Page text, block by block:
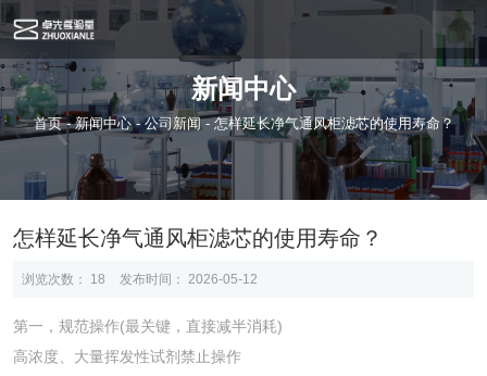
新闻中心
首页-新闻中心 -公司新闻 -怎样延长净气通风柜滤芯的使用寿命？
怎样延长净气通风柜滤芯的使用寿命？
浏览次数： 18 发布时间： 2026-05-12
第一，规范操作(最关键，直接减半消耗)
高浓度、大量挥发性试剂禁止操作